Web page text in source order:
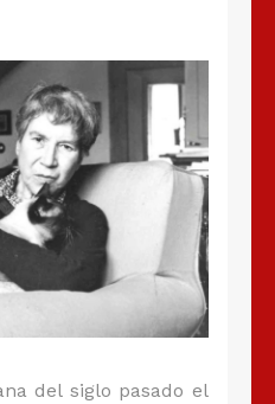
del siglo pasado el